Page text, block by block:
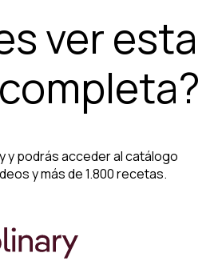
ver esta
y podrás acceder al catálogo
y más de 1.800 recetas.